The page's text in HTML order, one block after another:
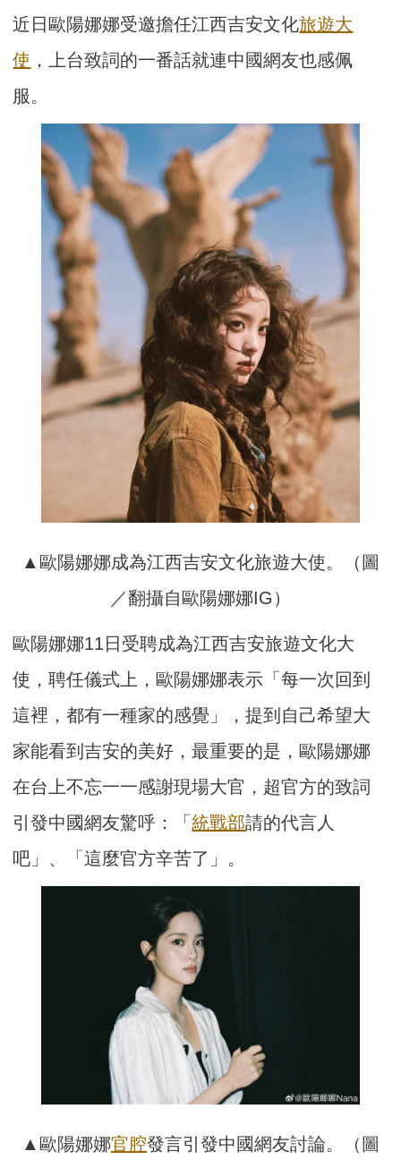
近日歐陽娜娜受邀擔任江西吉安文化旅遊大
使 ，上台致詞的一番話就連中國網友也感佩
服。
▲歐陽娜娜成為江西吉安文化旅遊大使。（圖
／翻攝自歐陽娜娜IG）
歐陽娜娜11日受聘成為江西吉安旅遊文化大
使，聘任儀式上，歐陽娜娜表示「每一次回到
這裡，都有一種家的感覺」，提到自己希望大
家能看到吉安的美好，最重要的是，歐陽娜娜
在台上不忘一一感謝現場大官，超官方的致詞
引發中國網友驚呼：「統戰部請的代言人
吧」、「這麼官方辛苦了」。
▲歐陽娜娜官腔發言引發中國網友討論。（圖